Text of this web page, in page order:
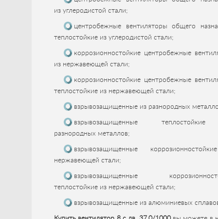
из углеродистой стали;
центробежные вентиляторы общего
теплостойкие из углеродистой стали;
коррозионностойкие центробежные
из нержавеющей стали;
коррозионностойкие центробежные
теплостойкие из нержавеющей стали;
взрывозащищенные из разнородных
взрывозащищенные
разнородных металлов;
взрывозащищенные
нержавеющей стали;
взрывозащищенные
теплостойкие из нержавеющей стали;
взрывозащищенные из алюминиевых